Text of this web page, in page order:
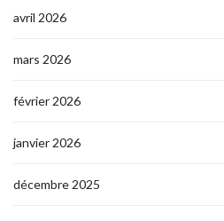
avril 2026
mars 2026
février 2026
janvier 2026
décembre 2025